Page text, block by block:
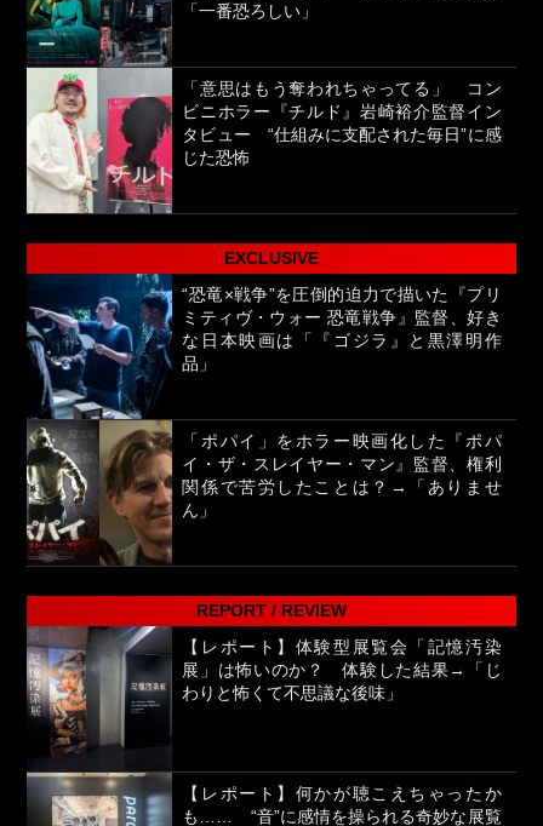
「一番恐ろしい」
「意思はもう奪われちゃってる」 コン
ビニホラー『チルド』岩崎裕介監督イン
タビュー “仕組みに支配された毎日”に感
じた恐怖
EXCLUSIVE
“恐竜×戦争”を圧倒的迫力で描いた『プリ
ミティヴ・ウォー 恐竜戦争』監督、好き
な日本映画は「『ゴジラ』と黒澤明作
品」
「ポパイ」をホラー映画化した『ポパ
イ・ザ・スレイヤー・マン』監督、権利
関係で苦労したことは？→「ありませ
ん」
REPORT / REVIEW
【レポート】体験型展覧会「記憶汚染
展」は怖いのか？ 体験した結果→「じ
わりと怖くて不思議な後味」
【レポート】何かが聴こえちゃったか
も…… “音”に感情を操られる奇妙な展覧